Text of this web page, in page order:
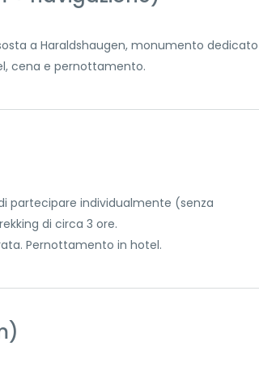
a Haraldshaugen, monumento dedicato
cena e pernottamento.
partecipare individualmente (senza
di circa 3 ore.
Pernottamento in hotel.